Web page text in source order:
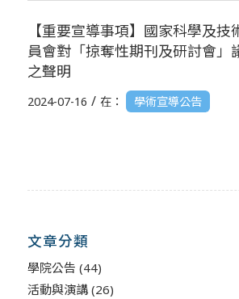
【重要宣導事項】國家科學及技
員會對「掠奪性期刊及研討會」
之聲明
2024-07-16 / 在： 學術宣導公告
文章分類
學院公告 (44)
活動與演講(26)